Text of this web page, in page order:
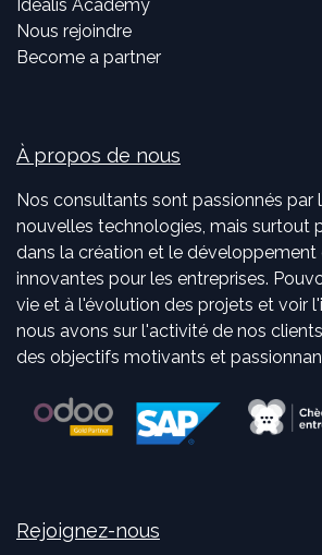
Idealis Academy
Nous rejoindre
Become a partner
À propos de nous
Nos consultants sont passionnés par
nouvelles technologies, mais surtout
dans la création et le
innovantes pour les entreprises.
vie et à l'évolution des projets et voir
nous avons sur l'activité de nos
des objectifs motivants et
Rejoignez-nous